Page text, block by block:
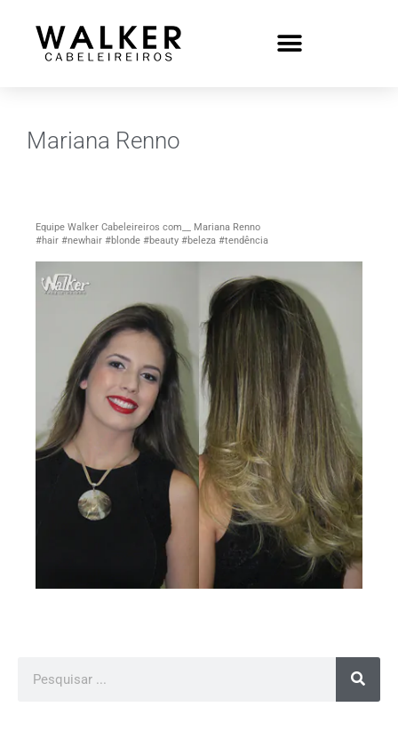
Mariana Renno
Equipe Walker Cabeleireiros com__ Mariana Renno
#hair #newhair #blonde #beauty #beleza #tendência